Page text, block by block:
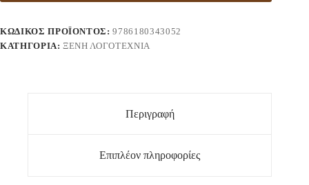
ΚΩΔΙΚΌΣ ΠΡΟΪΌΝΤΟΣ:9786180343052
ΚΑΤΗΓΟΡΊΑ:ΞΈΝΗ ΛΟΓΟΤΕΧΝΊΑ
Περιγραφή
Επιπλέον πληροφορίες